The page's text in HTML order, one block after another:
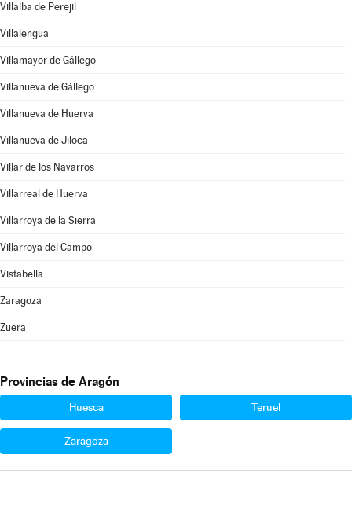
Villalba de Perejil
Villalengua
Villamayor de Gállego
Villanueva de Gállego
Villanueva de Huerva
Villanueva de Jiloca
Villar de los Navarros
Villarreal de Huerva
Villarroya de la Sierra
Villarroya del Campo
Vistabella
Zaragoza
Zuera
Provincias de Aragón
Huesca Teruel
Zaragoza